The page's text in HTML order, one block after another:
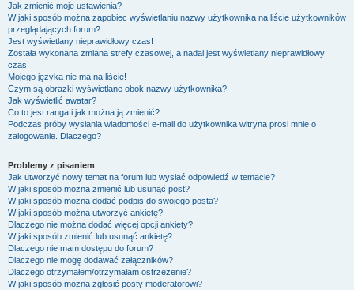
Jak zmienić moje ustawienia?
W jaki sposób można zapobiec wyświetlaniu nazwy użytkownika na liście użytkowników
przeglądających forum?
Jest wyświetlany nieprawidłowy czas!
Została wykonana zmiana strefy czasowej, a nadal jest wyświetlany nieprawidłowy
czas!
Mojego języka nie ma na liście!
Czym są obrazki wyświetlane obok nazwy użytkownika?
Jak wyświetlić awatar?
Co to jest ranga i jak można ją zmienić?
Podczas próby wysłania wiadomości e-mail do użytkownika witryna prosi mnie o
zalogowanie. Dlaczego?
Problemy z pisaniem
Jak utworzyć nowy temat na forum lub wysłać odpowiedź w temacie?
W jaki sposób można zmienić lub usunąć post?
W jaki sposób można dodać podpis do swojego posta?
W jaki sposób można utworzyć ankietę?
Dlaczego nie można dodać więcej opcji ankiety?
W jaki sposób zmienić lub usunąć ankietę?
Dlaczego nie mam dostępu do forum?
Dlaczego nie mogę dodawać załączników?
Dlaczego otrzymałem/otrzymałam ostrzeżenie?
W jaki sposób można zgłosić posty moderatorowi?